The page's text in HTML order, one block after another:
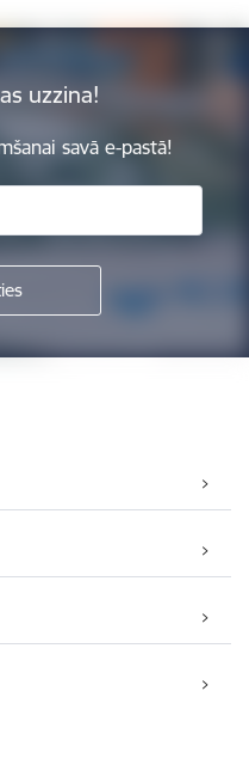
uzzina!
savā e-pastā!